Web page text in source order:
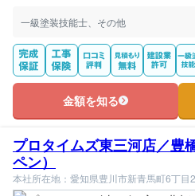
一級塗装技能士、その他
金額を知る
プロタイムズ東三河店／豊
ペン）
本社所在地：愛知県豊川市新青馬町6丁目